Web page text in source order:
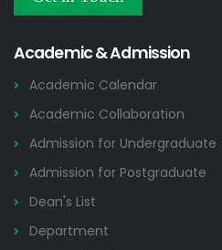
2026
Academic & Admission
Academic Calendar
Academic Collaboration
Admission for Undergraduate
Admission for Postgraduate
Dean's List
Department